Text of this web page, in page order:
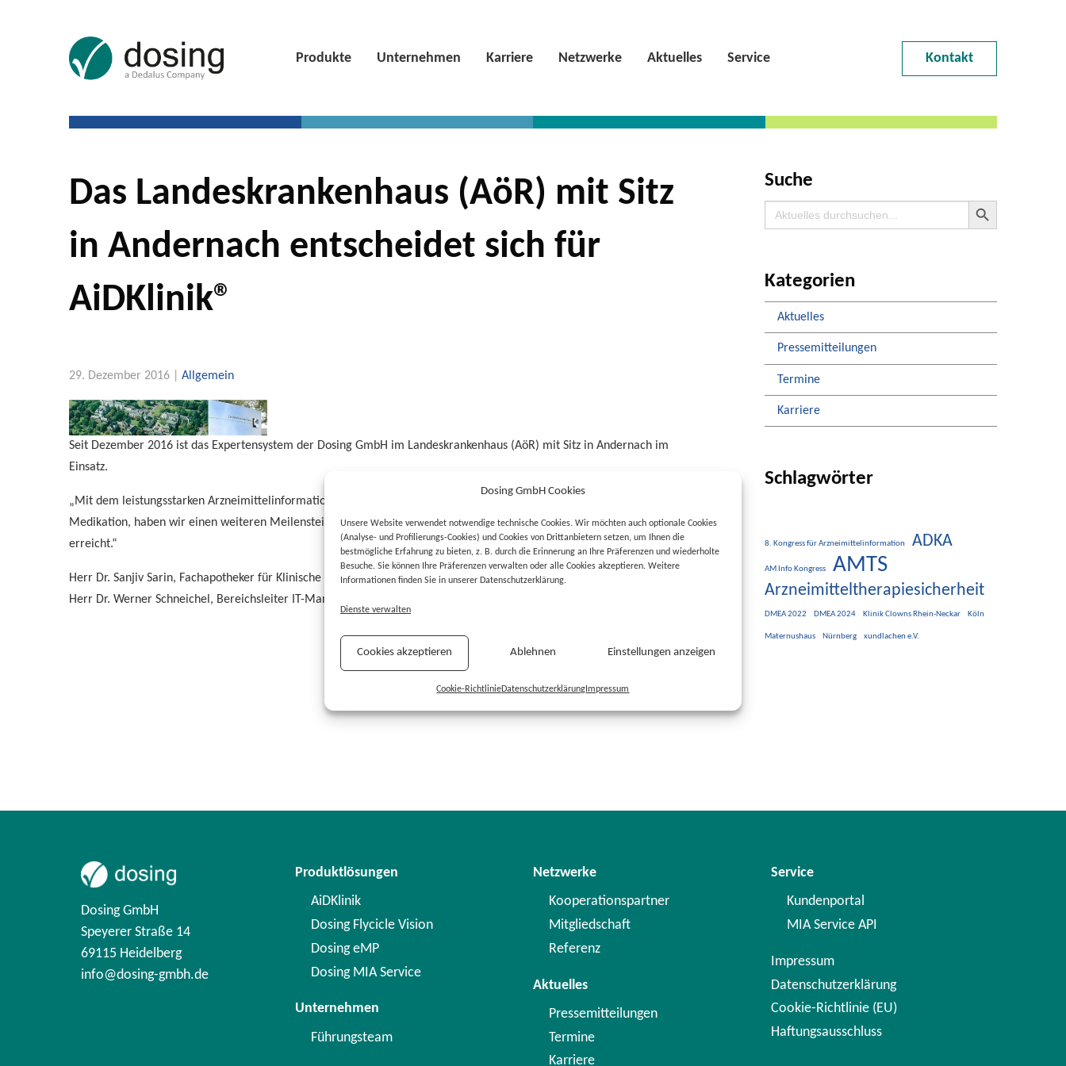
Dosing GmbH Cookies
Unsere Website verwendet notwendige technische Cookies. Wir möchten auch optionale Cookies
(Analyse- und Profilierungs-Cookies) und Cookies von Drittanbietern setzen, um Ihnen die
bestmögliche Erfahrung zu bieten, z. B. durch die Erinnerung an Ihre Präferenzen und wiederholte
Besuche. Sie können Ihre Präferenzen verwalten oder alle Cookies akzeptieren. Weitere
Informationen finden Sie in unserer Datenschutzerklärung.
Dienste verwalten
Cookies akzeptieren Ablehnen Einstellungen anzeigen
Cookie-RichtlinieDatenschutzerklärung Impressum
Produkte Unternehmen Karriere Netzwerke Aktuelles Service Kontakt
Das Landeskrankenhaus (AöR) mit Sitz
in Andernach entscheidet sich für
AiDKlinik®
29. Dezember 2016 | Allgemein
Seit Dezember 2016 ist das Expertensystem der Dosing GmbH im Landeskrankenhaus (AöR) mit Sitz in Andernach im
Einsatz.
„Mit dem leistungsstarken Arzneimittelinformationssystem von AiD
Medikation, haben wir einen weiteren Meilenstein zur Verbesserung der Versorgungsqualität für unsere Patienten
erreicht.“
Herr Dr. Sanjiv Sarin, Fachapotheker für Klinische Pharmazie,
Herr Dr. Werner Schneichel, Bereichsleiter IT-Management
Suche
Search
for:
Search Button
Kategorien
Aktuelles
Pressemitteilungen
Termine
Karriere
Schlagwörter
8. Kongress für Arzneimittelinformation ADKA
AM Info Kongress AMTS
Arzneimitteltherapiesicherheit
DMEA 2022 DMEA 2024 Klinik Clowns Rhein-Neckar Köln
Maternushaus Nürnberg xundlachen e.V.
Dosing GmbH
Speyerer Straße 14
69115 Heidelberg
info@dosing-gmbh.de
Produktlösungen
AiDKlinik
Dosing Flycicle Vision
Dosing eMP
Dosing MIA Service
Unternehmen
Führungsteam
Netzwerke
Kooperationspartner
Mitgliedschaft
Referenz
Aktuelles
Pressemitteilungen
Termine
Karriere
Service
Kundenportal
MIA Service API
Impressum
Datenschutzerklärung
Cookie-Richtlinie (EU)
Haftungsausschluss